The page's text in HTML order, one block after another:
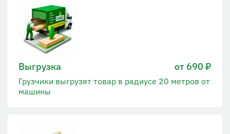
Выгрузка от 690 ₽
Грузчики выгрузят товар в радиусе 20 метров от
машины